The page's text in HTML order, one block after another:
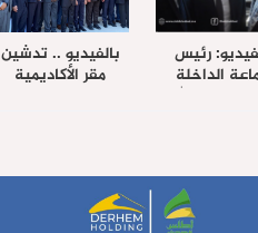
رئيس
الداخلة
حرمة الله
الامريكية
بالفيديو .. تدشين
مقر الأكاديمية